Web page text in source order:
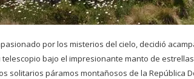
por los misterios del cielo, decidió
bajo el impresionante manto de
solitarios páramos montañosos de la República